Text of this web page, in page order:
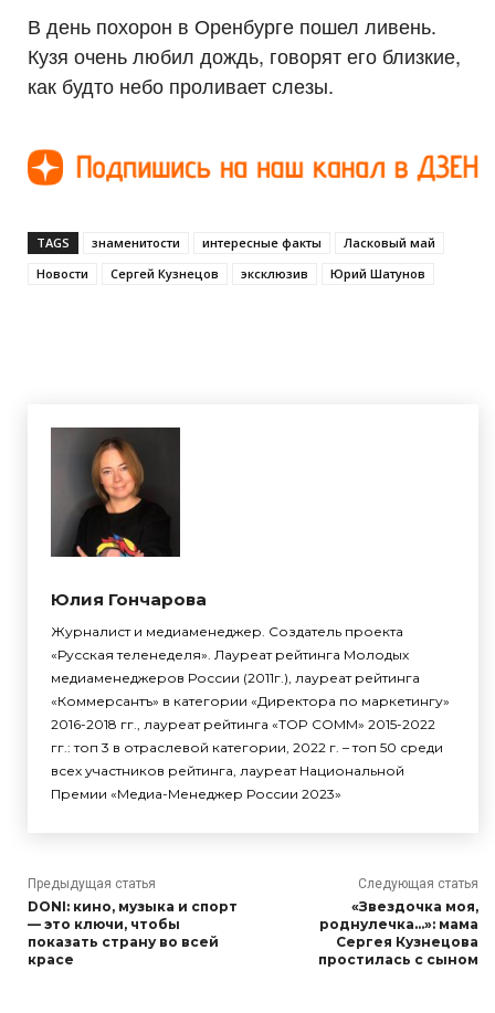
В день похорон в Оренбурге пошел ливень.
Кузя очень любил дождь, говорят его близкие,
как будто небо проливает слезы.
TAGS знаменитости интересные факты
Ласковый май
Новости
Сергей Кузнецов эксклюзив Юрий Шатунов
Юлия Гончарова
Журналист и медиаменеджер. Создатель проекта
«Русская теленеделя». Лауреат рейтинга Молодых
медиаменеджеров России (2011г.), лауреат рейтинга
«Коммерсантъ» в категории «Директора по маркетингу»
2016-2018 гг., лауреат рейтинга «TOP COMM» 2015-2022
гг.: топ 3 в отраслевой категории, 2022 г. – топ 50 среди
всех участников рейтинга, лауреат Национальной
Премии «Медиа-Менеджер России 2023»
Предыдущая статья
DONI: кино, музыка и спорт
— это ключи, чтобы
показать страну во всей
красе
Следующая статья
«Звездочка моя,
роднулечка…»: мама
Сергея Кузнецова
простилась с сыном